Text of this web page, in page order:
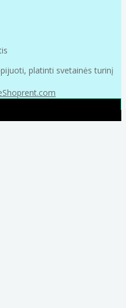
platinti svetainės turinį